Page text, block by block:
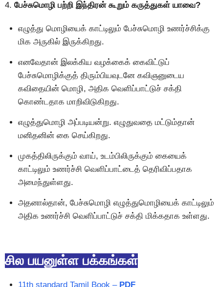
4. பேச்சுமொழி பற்றி இந்திரன் கூறும் கருத்துகள் யாவை?
எழுத்து மொழியைக் காட்டிலும் பேச்சுமொழி உணர்ச்சிக்கு
மிக அருகில் இருக்கிறது.
எனவேதான் இலக்கிய வழக்கைக் கைவிட்டுப்
பேச்சுமொழிக்குத் திரும்பியவுடனே கவிஞனுடைய
கவிதையின் மொழி, அதிக வெளிப்பாட்டுச் சக்தி
கொண்டதாக மாறிவிடுகிறது.
எழுத்துமொழி அப்படியன்று. எழுதுவதை மட்டும்தான்
மனிதனின் கை செய்கிறது.
முகத்திலிருக்கும் வாய், உடம்பிலிருக்கும் கையைக்
காட்டிலும் உணர்ச்சி வெளிப்பாட்டைத் தெரிவிப்பதாக
அமைந்துள்ளது.
அதனால்தான், பேச்சுமொழி எழுத்துமொழியைக் காட்டிலும்
அதிக உணர்ச்சி வெளிப்பாட்டுச் சக்தி மிக்கதாக உள்ளது.
சில பயனுள்ள பக்கங்கள்
11th standard Tamil Book – PDF